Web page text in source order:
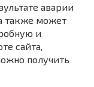
аварии
также может
и
сайта,
получить